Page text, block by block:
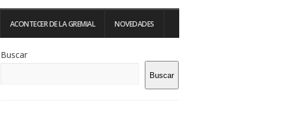
ACONTECER DE LA GREMIAL NOVEDADES
De
La
Buscar
Buscar